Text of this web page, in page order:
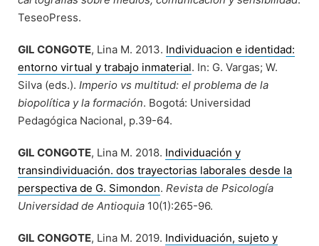
TeseoPress.
GIL CONGOTE, Lina M. 2013. Individuacion e identidad:
entorno virtual y trabajo inmaterial. In: G. Vargas; W.
Silva (eds.). Imperio vs multitud: el problema de la
biopolítica y la formación. Bogotá: Universidad
Pedagógica Nacional, p.39-64.
GIL CONGOTE, Lina M. 2018. Individuación y
transindividuación. dos trayectorias laborales desde la
perspectiva de G. Simondon. Revista de Psicología
Universidad de Antioquia 10(1):265-96.
GIL CONGOTE, Lina M. 2019. Individuación, sujeto y